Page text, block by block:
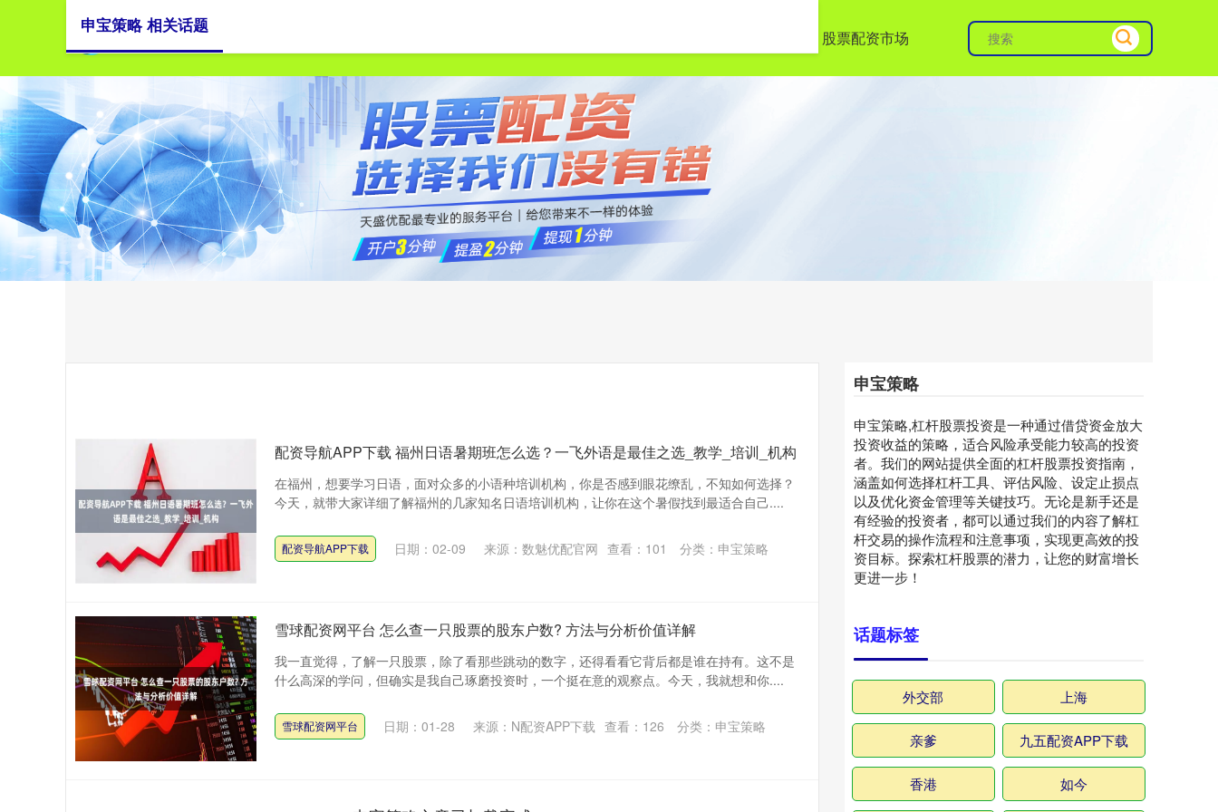
股票配资市场
申宝策略 相关话题
配资导航APP下载 福州日语暑期班怎么选？一飞外语是最佳之选_教学_培训_机构
在福州，想要学习日语，面对众多的小语种培训机构，你是否感到眼花缭乱，不知如何选择？
今天，就带大家详细了解福州的几家知名日语培训机构，让你在这个暑假找到最适合自己....
配资导航APP下载 日期：02-09 来源：数魅优配官网 查看： 101 分类： 申宝策略
雪球配资网平台 怎么查一只股票的股东户数? 方法与分析价值详解
我一直觉得，了解一只股票，除了看那些跳动的数字，还得看看它背后都是谁在持有。这不是
什么高深的学问，但确实是我自己琢磨投资时，一个挺在意的观察点。今天，我就想和你....
雪球配资网平台 日期：01-28 来源：N配资APP下载 查看： 126 分类： 申宝策略
申宝策略
申宝策略,杠杆股票投资是一种通过借贷资金放大
投资收益的策略，适合风险承受能力较高的投资
者。我们的网站提供全面的杠杆股票投资指南，
涵盖如何选择杠杆工具、评估风险、设定止损点
以及优化资金管理等关键技巧。无论是新手还是
有经验的投资者，都可以通过我们的内容了解杠
杆交易的操作流程和注意事项，实现更高效的投
资目标。探索杠杆股票的潜力，让您的财富增长
更进一步！
话题标签
外交部 上海
亲爹 九五配资APP下载
香港 如今